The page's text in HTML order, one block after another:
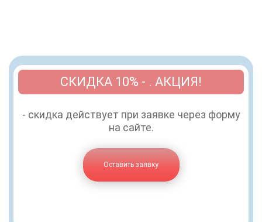
СКИДКА 10% - . АКЦИЯ!
- скидка действует при заявке через форму
на сайте.
Оставить заявку